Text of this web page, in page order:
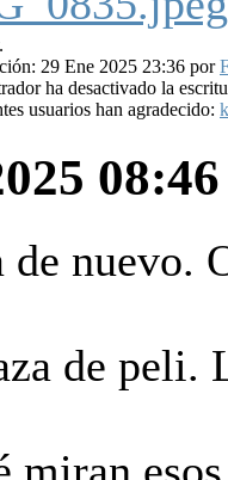
29 Ene 2025 23:36 por
ha desactivado la
usuarios han agradecido:
de nuevo.
de peli.